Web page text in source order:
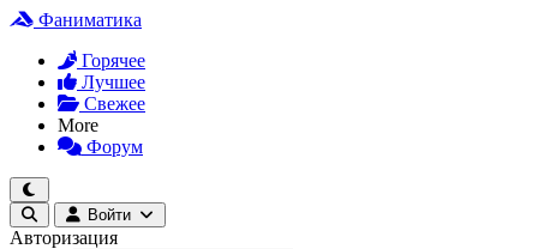
Фаниматика
Горячее
Лучшее
Свежее
More
Форум
Войти
Авторизация